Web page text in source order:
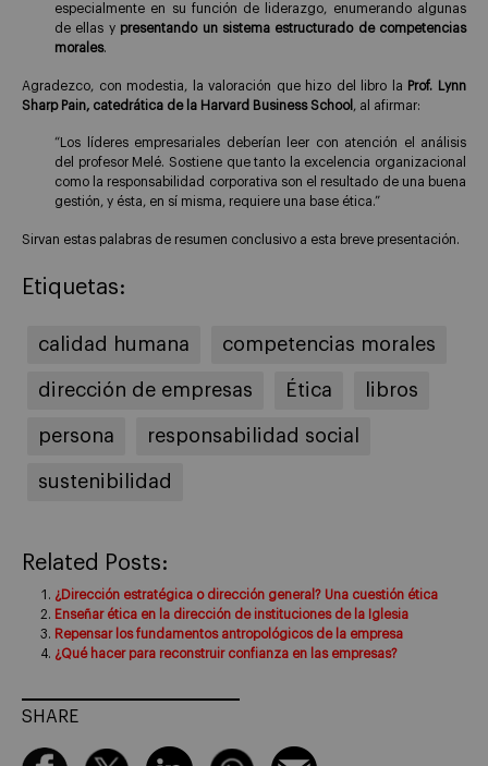
especialmente en su función de liderazgo, enumerando algunas
de ellas y presentando un sistema estructurado de competencias
morales.
Agradezco, con modestia, la valoración que hizo del libro la Prof. Lynn
Sharp Pain, catedrática de la Harvard Business School , al afirmar:
“Los líderes empresariales deberían leer con atención el análisis
del profesor Melé. Sostiene que tanto la excelencia organizacional
como la responsabilidad corporativa son el resultado de una buena
gestión, y ésta, en sí misma, requiere una base ética.”
Sirvan estas palabras de resumen conclusivo a esta breve presentación.
Etiquetas:
calidad humana competencias morales
dirección de empresas Ética libros
persona responsabilidad social
sustenibilidad
Related Posts:
¿Dirección estratégica o dirección general? Una cuestión ética
Enseñar ética en la dirección de instituciones de la Iglesia
Repensar los fundamentos antropológicos de la empresa
¿Qué hacer para reconstruir confianza en las empresas?
SHARE